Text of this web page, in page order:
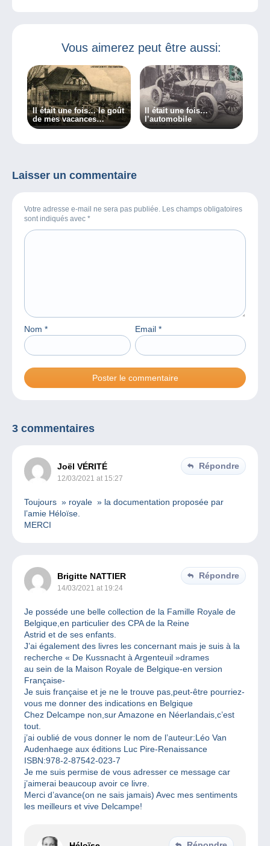
Vous aimerez peut être aussi:
Il était une fois… le goût
de mes vacances
d’enfant : Marie Siska
Il était une fois…
l’automobile
Laisser un commentaire
Votre adresse e-mail ne sera pas publiée. Les champs obligatoires
sont indiqués avec *
Nom * Email *
3 commentaires
Joël VÉRITÉ
12/03/2021 at 15:27
Répondre
Toujours » royale » la documentation proposée par
l’amie Héloïse.
MERCI
Brigitte NATTIER
14/03/2021 at 19:24
Répondre
Je posséde une belle collection de la Famille Royale de
Belgique,en particulier des CPA de la Reine
Astrid et de ses enfants.
J’ai également des livres les concernant mais je suis à la
recherche « De Kussnacht à Argenteuil »drames
au sein de la Maison Royale de Belgique-en version
Française-
Je suis française et je ne le trouve pas,peut-être pourriez-
vous me donner des indications en Belgique
Chez Delcampe non,sur Amazone en Néerlandais,c’est
tout.
j’ai oublié de vous donner le nom de l’auteur:Léo Van
Audenhaege aux éditions Luc Pire-Renaissance
ISBN:978-2-87542-023-7
Je me suis permise de vous adresser ce message car
j’aimerai beaucoup avoir ce livre.
Merci d’avance(on ne sais jamais) Avec mes sentiments
les meilleurs et vive Delcampe!